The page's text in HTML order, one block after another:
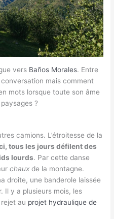
vers Baños Morales. Entre
mais comment
mots lorsque toute son âme
?
camions. L’étroitesse de la
tous les jours défilent des
lourds. Par cette danse
chaux de la montagne.
droite, une banderole laissée
Il y a plusieurs mois, les
au projet hydraulique de